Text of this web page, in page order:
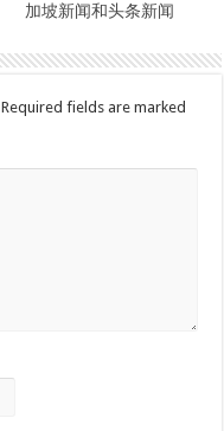
加坡新闻和头条新闻
Required fields are marked